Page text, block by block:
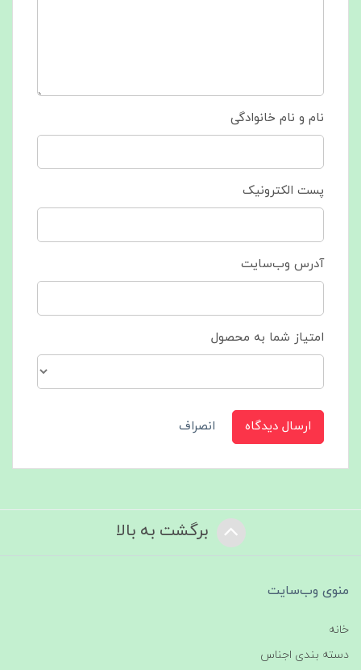
نام و نام خانوادگی
پست الکترونیک
آدرس وب‌سایت
امتیاز شما به محصول
ارسال دیدگاه انصراف
برگشت به بالا
منوی وب‌سایت
خانه
دسته بندی اجناس